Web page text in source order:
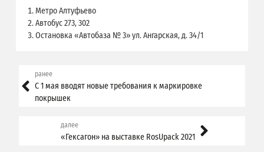
Метро Алтуфьево
Автобус 273, 302
Остановка «Автобаза № 3» ул. Ангарская, д. 34/1
ранее
С 1 мая вводят новые требования к маркировке
покрышек
далее
«Гексагон» на выставке RosUpack 2021